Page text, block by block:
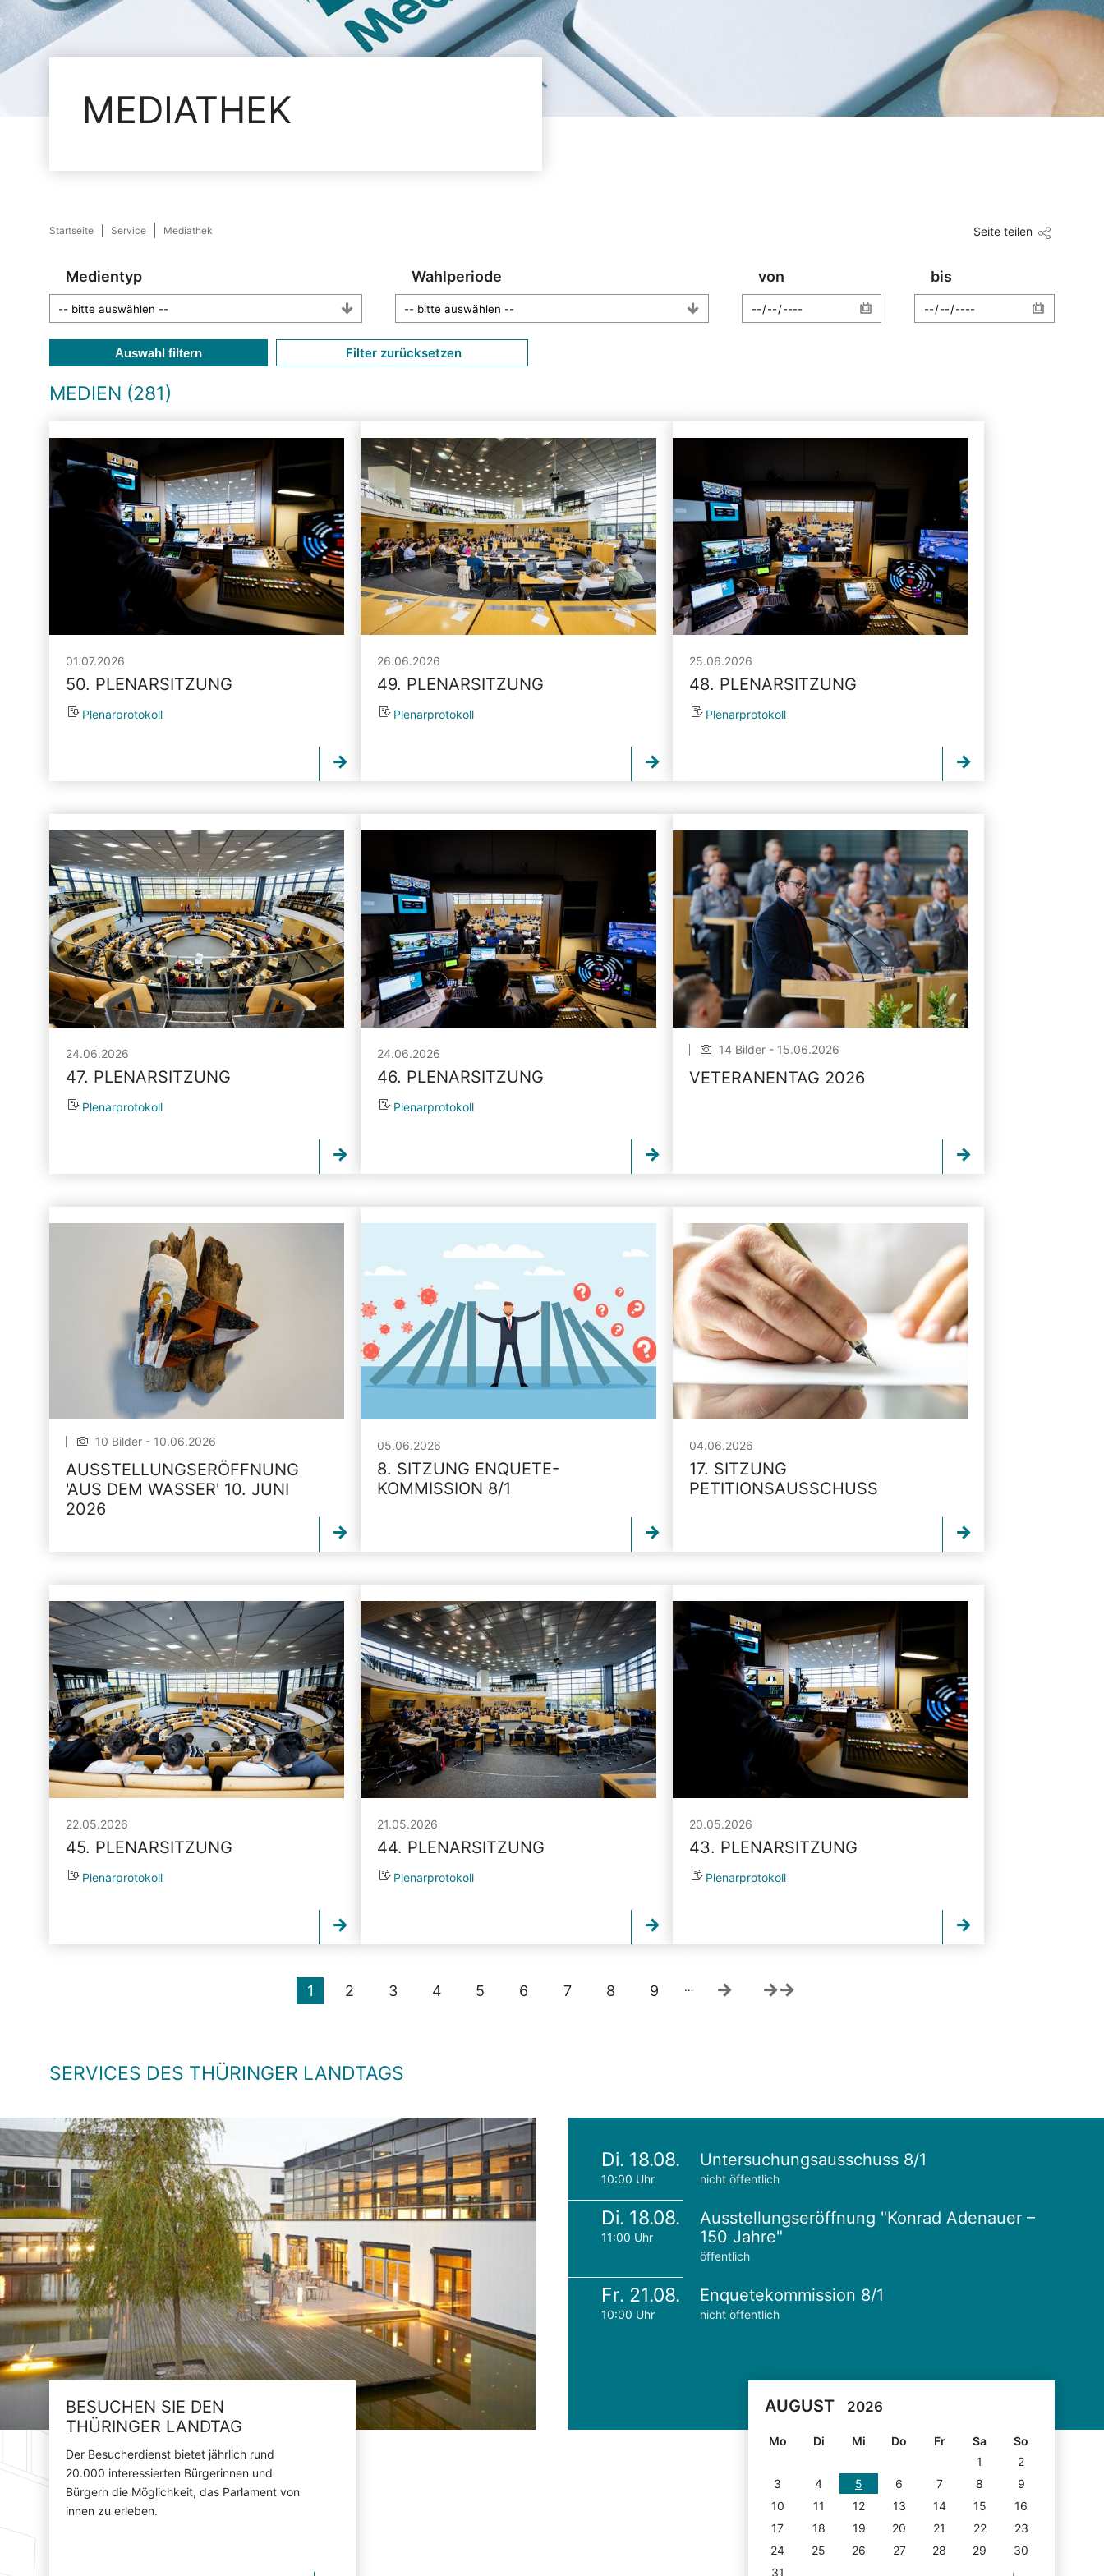
MEDIATHEK
Startseite Service Mediathek Seite teilen
Medientyp Wahlperiode von bis
Auswahl filtern Filter zurücksetzen
MEDIEN (281)
01.07.2026
50. PLENARSITZUNG
Plenarprotokoll
26.06.2026
49. PLENARSITZUNG
Plenarprotokoll
25.06.2026
48. PLENARSITZUNG
Plenarprotokoll
24.06.2026
47. PLENARSITZUNG
Plenarprotokoll
24.06.2026
46. PLENARSITZUNG
Plenarprotokoll
14 Bilder - 15.06.2026
VETERANENTAG 2026
10 Bilder - 10.06.2026
AUSSTELLUNGSERÖFFNUNG
'AUS DEM WASSER' 10. JUNI
2026
05.06.2026
8. SITZUNG ENQUETE-
KOMMISSION 8/1
04.06.2026
17. SITZUNG
PETITIONSAUSSCHUSS
22.05.2026
45. PLENARSITZUNG
Plenarprotokoll
21.05.2026
44. PLENARSITZUNG
Plenarprotokoll
20.05.2026
43. PLENARSITZUNG
Plenarprotokoll
1 2 3 4 5 6 7 8 9 …
SERVICES DES THÜRINGER LANDTAGS
BESUCHEN SIE DEN
THÜRINGER LANDTAG
Der Besucherdienst bietet jährlich rund
20.000 interessierten Bürgerinnen und
Bürgern die Möglichkeit, das Parlament von
innen zu erleben.
Di. 18.08.
10:00 Uhr
Untersuchungsausschuss 8/1
nicht öffentlich
Di. 18.08.
11:00 Uhr
Ausstellungseröffnung "Konrad Adenauer –
150 Jahre"
öffentlich
Fr. 21.08.
10:00 Uhr
Enquetekommission 8/1
nicht öffentlich
AUGUST 2026
Mo Di Mi Do Fr Sa
So
1
2
3
4 5 6 7 8
9
10
11 12 13 14 15
16
17
18 19 20 21 22
23
24
25 26 27 28 29
30
31